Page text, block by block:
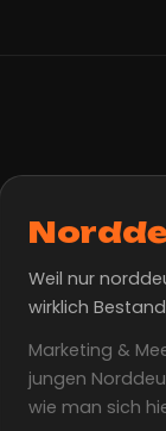
Weil nur
wirklich
Marketing &
jungen
wie man sich